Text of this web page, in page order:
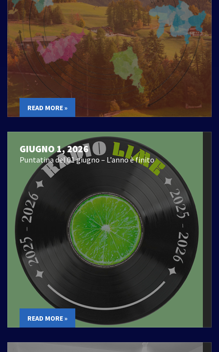
READ MORE »
GIUGNO 1, 2026
Puntatina del 01 giugno – L’anno è finito
READ MORE »